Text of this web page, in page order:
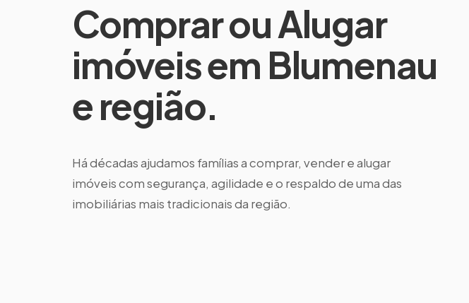
Comprar ou Alugar
imóveis em Blumenau
e região.
Há décadas ajudamos famílias a comprar, vender e alugar
imóveis com segurança, agilidade e o respaldo de uma das
imobiliárias mais tradicionais da região.